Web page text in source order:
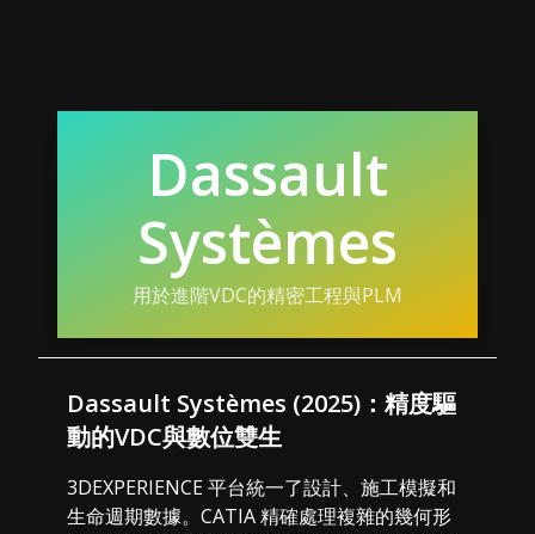
Dassault
Systèmes
用於進階VDC的精密工程與PLM
Dassault Systèmes (2025)：精度驅
動的VDC與數位雙生
3DEXPERIENCE 平台統一了設計、施工模擬和
生命週期數據。CATIA 精確處理複雜的幾何形